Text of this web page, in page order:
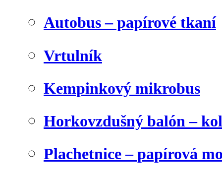
Autobus – papírové tkaní
Vrtulník
Kempinkový mikrobus
Horkovzdušný balón –
Plachetnice – papírová